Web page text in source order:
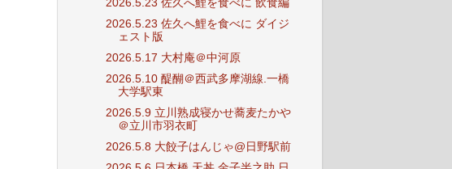
2026.5.23 佐久へ鯉を食べに 飲食編
2026.5.23 佐久へ鯉を食べに ダイジ
ェスト版
2026.5.17 大村庵＠中河原
2026.5.10 醍醐＠西武多摩湖線.一橋
大学駅東
2026.5.9 立川熟成寝かせ蕎麦たかや
＠立川市羽衣町
2026.5.8 大餃子はんじゃ@日野駅前